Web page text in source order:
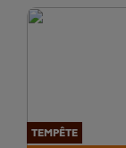
TEMPÊTE